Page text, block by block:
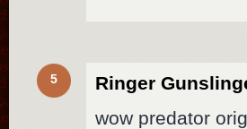
5 Ringer
wow predator